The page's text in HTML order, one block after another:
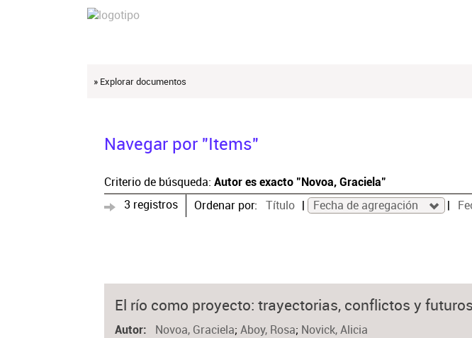
» Explorar documentos
Navegar por "Items"
Criterio de búsqueda: Autor es exacto "Novoa, Graciela"
3 registros Ordenar por: Título Fecha de agregación
El río como proyecto: trayectorias, conflictos y
Autor Novoa, Graciela;Aboy, Rosa; Novick, Alicia